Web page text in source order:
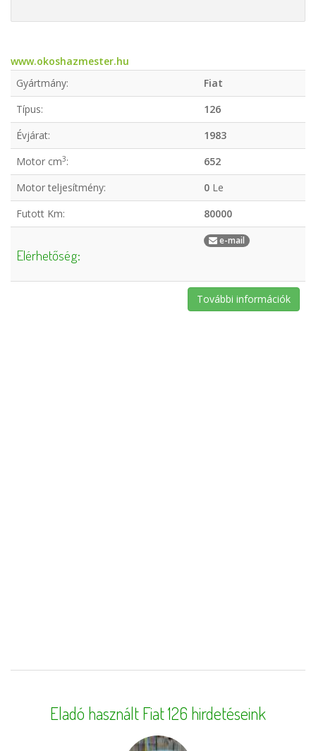
www.okoshazmester.hu
Gyártmány:
Fiat
Típus:
126
Évjárat:
1983
Motor cm3:
652
Motor teljesítmény:
0 Le
Futott Km:
80000
Elérhetőség:
e-mail
További információk
Eladó használt Fiat 126 hirdetéseink